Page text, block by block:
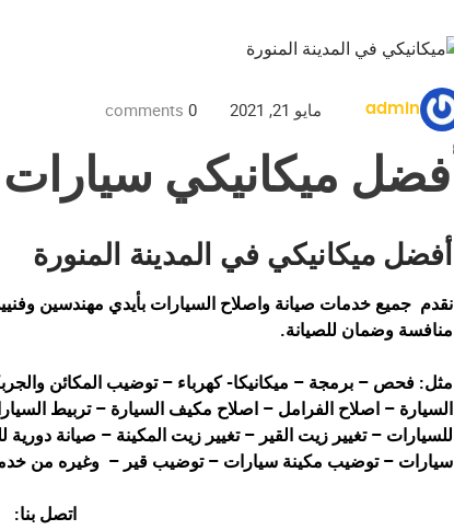
admin مايو 21, 2021 0
أفضل ميكانيكي سيارات
أفضل ميكانيكي في المدينة المنورة
نقدم جميع خدمات صيانة واصلاح السيارات بأيدي مهندسين
منافسة وضمان للصيانة.
مثل: فحص – برمجة – ميكانيكا- كهرباء – توضيب المكائن
السيارة – اصلاح الفرامل – اصلاح مكيف السيارة – تربيط
للسيارات – تغيير زيت القير – تغيير زيت المكينة – صيانة
سيارات – توضيب مكينة سيارات – توضيب قير – وغيره من
اتصل بنا: